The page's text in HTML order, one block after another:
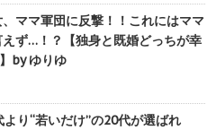
ママ軍団に反撃！！これにはママ
ず…！？【独身と既婚どっちが幸
by ゆりゆ
より“若いだけ”の20代が選ばれ